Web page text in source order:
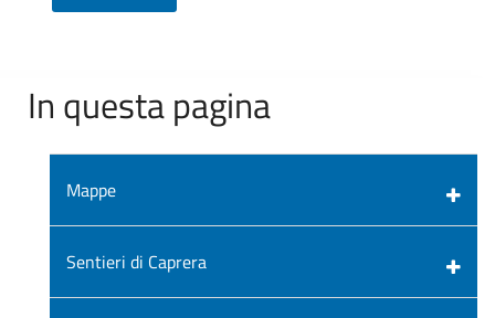
In questa pagina
Mappe
Sentieri di Caprera